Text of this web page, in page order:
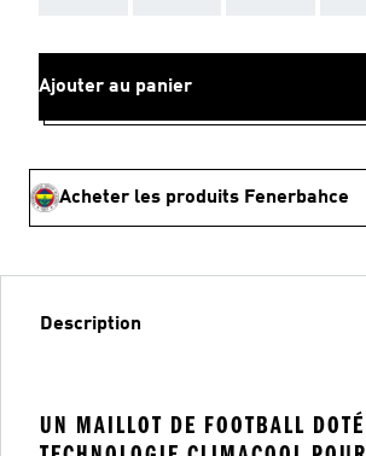
Ajouter au panier
Acheter les produits Fenerbahce
Description
UN MAILLOT DE FOOTBALL